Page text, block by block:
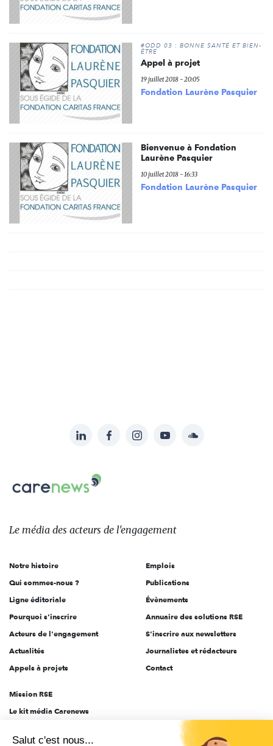
#ODD 03 : BONNE SANTÉ ET BIEN-
ÊTRE
Appel à projet
19 juillet 2018 - 20:05
Fondation Laurène Pasquier
Bienvenue à Fondation
Laurène Pasquier
10 juillet 2018 - 16:33
Fondation Laurène Pasquier
sur:
LinkedInFacebookInstagramYouTubeSoundcloud
Le
des
l'engagement
Le média des acteurs de l'engagement
Notre histoire
Qui sommes-nous ?
Ligne éditoriale
Pourquoi s'inscrire
Acteurs de l'engagement
Actualités
Appels à projets
Emplois
Publications
Évènements
Annuaire des solutions RSE
S'inscrire aux newsletters
Journalistes et rédacteurs
Contact
Mission RSE
Le kit média Carenews
Salut c'est nous...